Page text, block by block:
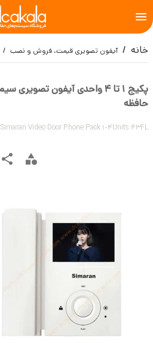
خانه آیفون تصویری قیمت، فروش و نصب
حافظه
Simaran Video Door Phone Pack 1-4Units 43FL